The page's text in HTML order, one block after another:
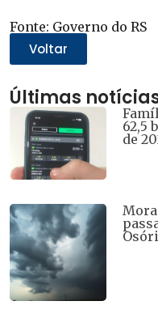
WhatsApp(abre
em
nova
janela)
Twitter(abre
em em
Fonte: Governo do RS
Voltar
Últimas
62,5
de